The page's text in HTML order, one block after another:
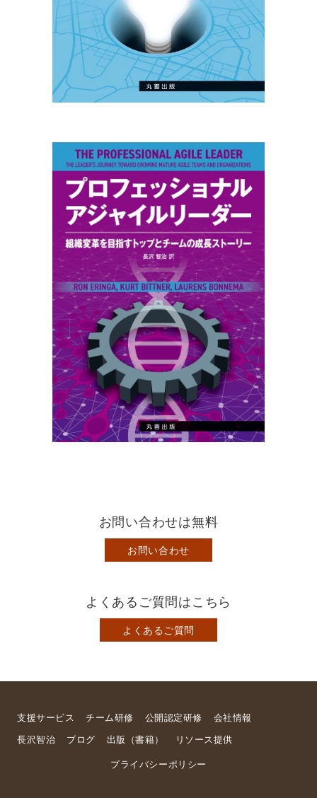
お問い合わせは無料
お問い合わせ
よくあるご質問はこちら
よくあるご質問
支援サービス チーム研修 公開認定研修 会社情報
長沢智治 ブログ 出版（書籍） リソース提供
プライバシーポリシー